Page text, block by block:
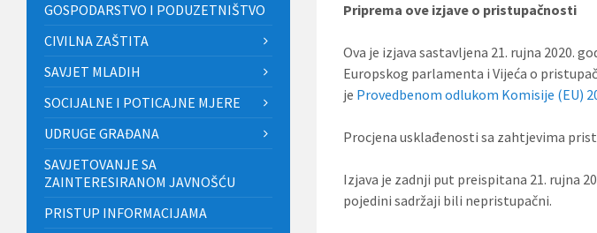
Priprema ove izjave o pristupačnosti
Ova je izjava sastavljena 21. rujna 2020.
Europskog parlamenta i Vijeća o
je Provedbenom odlukom Komisije (EU)
Procjena usklađenosti sa zahtjevima
Izjava je zadnji put preispitana 21. rujna
pojedini sadržaji bili nepristupačni.
GOSPODARSTVO I PODUZETNIŠTVO
CIVILNA ZAŠTITA
SAVJET MLADIH
SOCIJALNE I POTICAJNE MJERE
UDRUGE GRAĐANA
SAVJETOVANJE SA
ZAINTERESIRANOM JAVNOŠĆU
PRISTUP INFORMACIJAMA